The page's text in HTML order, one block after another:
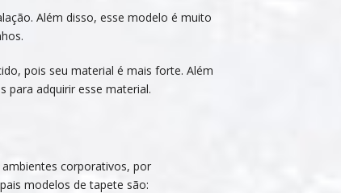
Além disso, esse modelo é muito
pois seu material é mais forte. Além
para adquirir esse material.
corporativos, por
modelos de tapete são: